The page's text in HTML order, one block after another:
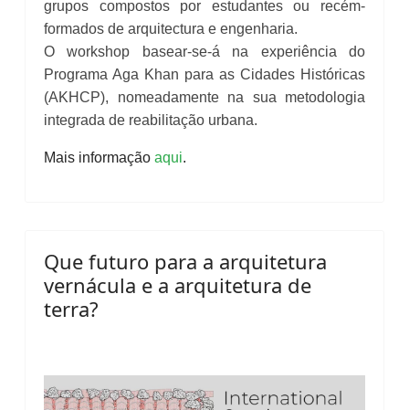
grupos compostos por estudantes ou recém-
formados de arquitectura e engenharia.
O workshop basear-se-á na experiência do
Programa Aga Khan para as Cidades Históricas
(AKHCP), nomeadamente na sua metodologia
integrada de reabilitação urbana.
Mais informação aqui.
Que futuro para a arquitetura
vernácula e a arquitetura de
terra?